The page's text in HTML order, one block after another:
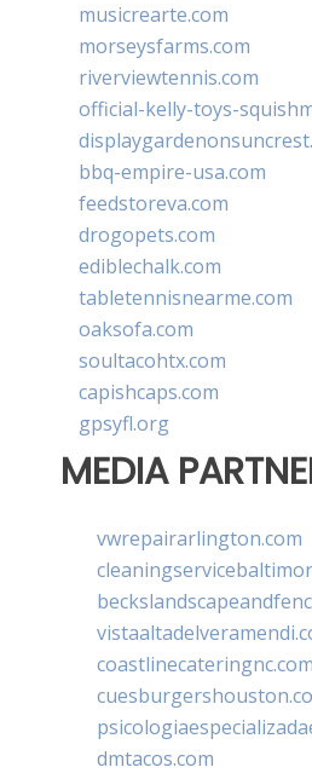
musicrearte.com
morseysfarms.com
riverviewtennis.com
official-kelly-toys-
bbq-empire-usa.com
feedstoreva.com
drogopets.com
ediblechalk.com
tabletennisnearme.com
oaksofa.com
soultacohtx.com
capishcaps.com
gpsyfl.org
MEDIA
vwrepairarlington.com
coastlinecateringnc.com
dmtacos.com